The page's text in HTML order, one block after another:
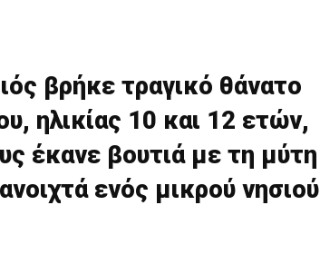
βρήκε τραγικό θάνατο
ηλικίας 10 και 12 ετών,
έκανε βουτιά με τη μύτη
ενός μικρού νησιού